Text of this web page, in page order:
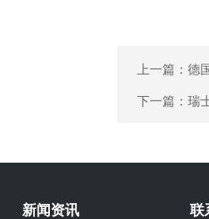
上一篇： 德
下一篇： 瑞
新闻资讯 联